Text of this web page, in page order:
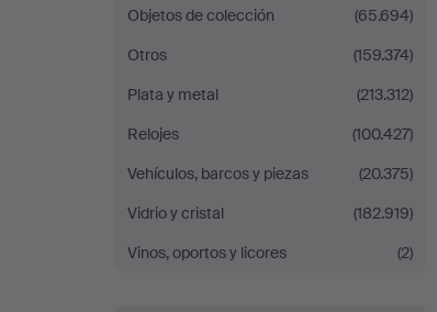
Objetos de colección
(65.694)
Otros
(159.374)
Plata y metal
(213.312)
Relojes
(100.427)
Vehículos, barcos y piezas
(20.375)
Vidrio y cristal
(182.919)
Vinos, oportos y licores
(2)